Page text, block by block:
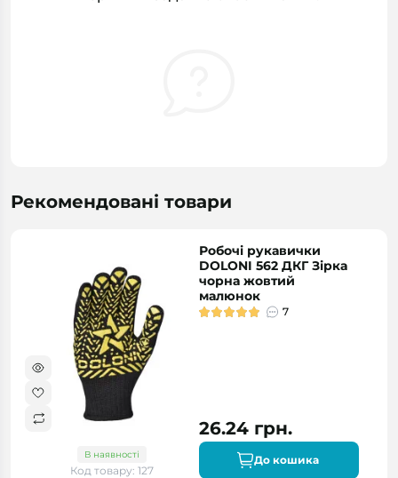
Рекомендовані товари
В наявності
Код товару: 127
Робочі рукавички
DOLONI 562 ДКГ Зірка
чорна жовтий
малюнок
7
26.24 грн.
До кошика